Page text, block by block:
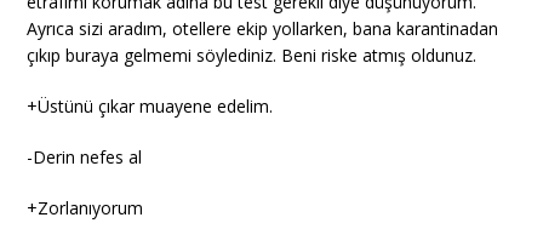
Ayrıca sizi aradım, otellere ekip yollarken, bana karantinadan
çıkıp buraya gelmemi söylediniz. Beni riske atmış oldunuz.
+Üstünü çıkar muayene edelim.
-Derin nefes al
+Zorlanıyorum